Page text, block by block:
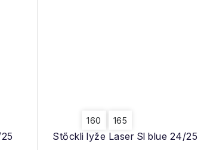
Stőckli lyže Laser Sl blue 24/25
160 165